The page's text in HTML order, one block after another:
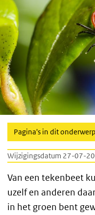
Pagina's in dit onderwerp
Wijzigingsdatum 27-07-
Van een tekenbeet
uzelf en anderen
in het groen bent